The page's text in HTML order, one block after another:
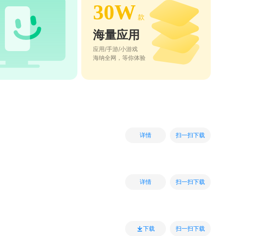
30W 款
海量应用
应用/手游/小游戏
海纳全网，等你体验
详情 扫一扫下载
详情 扫一扫下载
下载 扫一扫下载